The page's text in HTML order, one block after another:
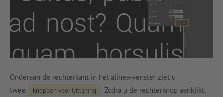
Onderaan de rechterkant in het alinea-venster ziet u
twee
knoppen voor Uitlijning
. Zodra u de rechterknop aanklikt,